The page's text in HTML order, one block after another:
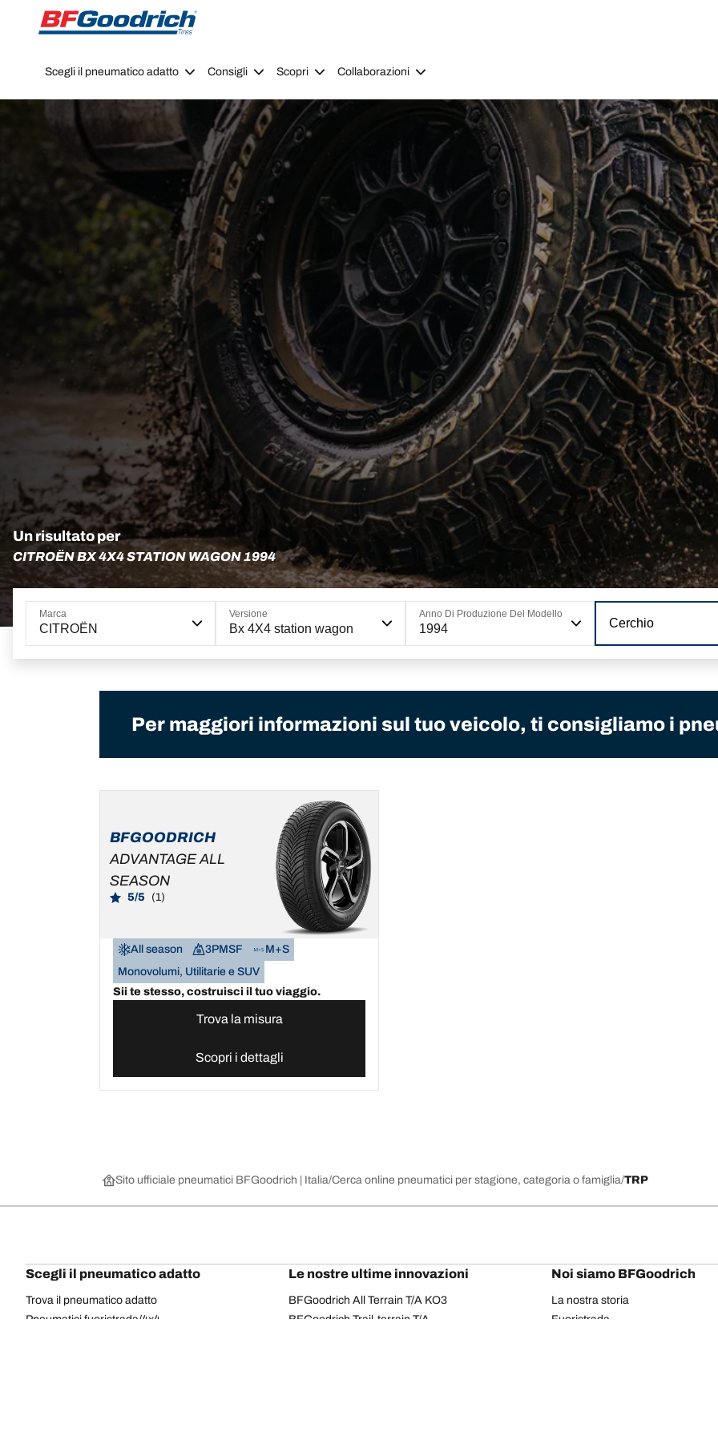
Go to page content
Go to page navigation
Scegli il pneumatico adatto Consigli Scopri Collaborazioni
Un risultato per
CITROËN BX 4X4 STATION WAGON 1994
Marca
CITROËN
Versione
Bx 4X4 station wagon
Anno Di Produzione Del Modello
1994 Cerchio
Per maggiori informazioni sul tuo veicolo, ti consigliamo i
BFGOODRICH
ADVANTAGE ALL
SEASON
5/5 (1)
All season 3PMSF
M+S
Monovolumi, Utilitarie e SUV
Sii te stesso, costruisci il tuo viaggio.
Trova la misura
Scopri i dettagli
Sito ufficiale pneumatici BFGoodrich | Italia Cerca online pneumatici per stagione, categoria o famiglia TRP
Scegli il pneumatico adatto
Trova il pneumatico adatto
Pneumatici fuoristrada/4x4
Le nostre ultime innovazioni
BFGoodrich All Terrain T/A KO3
BFGoodrich Trail-terrain T/A
Noi siamo BFGoodrich
La nostra storia
Fuoristrada